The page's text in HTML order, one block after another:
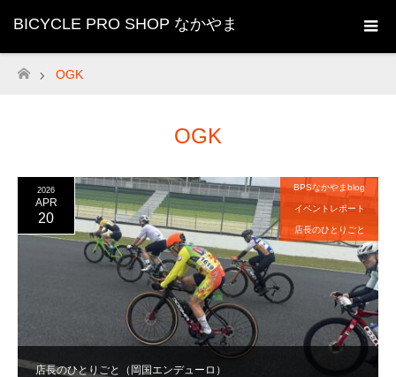
BICYCLE PRO SHOP なかやま
ホーム
OGK
OGK
店長のひとりごと（岡国エンデューロ）
2026
APR
20
BPSなかやまblog
イベントレポート
店長のひとりごと